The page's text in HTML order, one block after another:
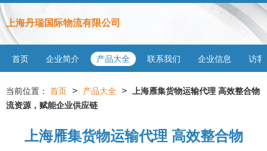
上海丹瑞国际物流有限公司
首页 企业简介 产品大全 联系我们 企业信息 访客
当前位置： 首页 > 产品大全 >
上海雁集货物运输代理 高效整合物
流资源，赋能企业供应链
上海雁集货物运输代理 高效整合物